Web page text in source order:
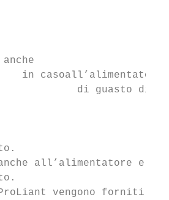
anche
in casoall’alimentatore
di guasto di
all’alimentatore e
vengono forniti